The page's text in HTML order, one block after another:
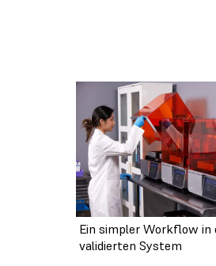
Ein simpler Workflow in
validierten System